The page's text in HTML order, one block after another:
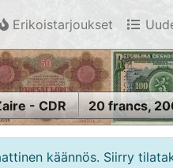
Erikoistarjoukset
- CDR 20 francs,
käännös. Siirry